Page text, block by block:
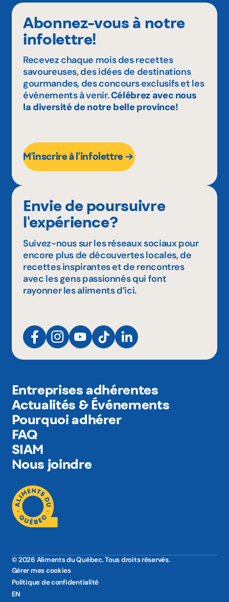
Abonnez-vous à notre
infolettre!
Recevez chaque mois des recettes
savoureuses, des idées de destinations
gourmandes, des concours exclusifs et les
événements à venir.Célébrez avec nous
la diversité de notre belle province!
M'inscrire à l'infolettre
Envie de poursuivre
l'expérience?
Suivez-nous sur les réseaux sociaux pour
encore plus de découvertes locales, de
recettes inspirantes et de rencontres
avec les gens passionnés qui font
rayonner les aliments d’ici.
Entreprises adhérentes
Actualités & Événements
Pourquoi adhérer
FAQ
SIAM
Nous joindre
© 2026 Aliments du Québec. Tous droits réservés.
Gérer mes cookies
Politique de confidentialité
EN